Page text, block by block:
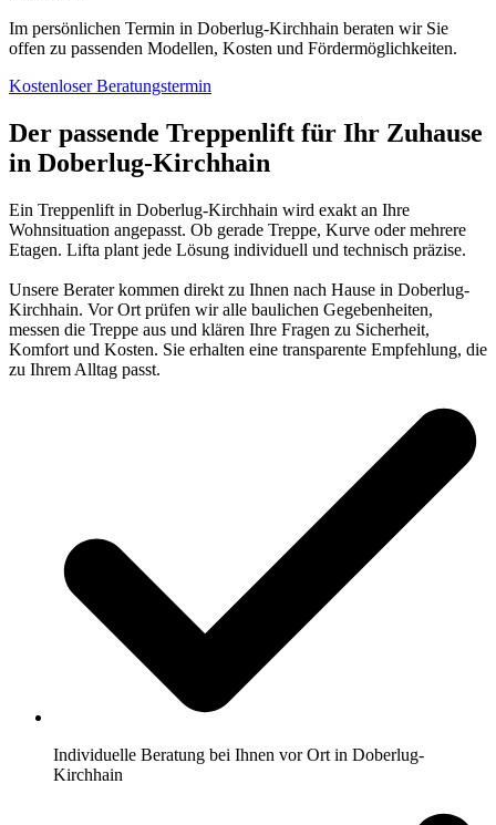
Im persönlichen Termin in Doberlug-Kirchhain beraten wir Sie
offen zu passenden Modellen, Kosten und Fördermöglichkeiten.
Kostenloser Beratungstermin
Der passende Treppenlift für Ihr Zuhause
in Doberlug-Kirchhain
Ein Treppenlift in Doberlug-Kirchhain wird exakt an Ihre
Wohnsituation angepasst. Ob gerade Treppe, Kurve oder mehrere
Etagen. Lifta plant jede Lösung individuell und technisch präzise.
Unsere Berater kommen direkt zu Ihnen nach Hause in Doberlug-
Kirchhain. Vor Ort prüfen wir alle baulichen Gegebenheiten,
messen die Treppe aus und klären Ihre Fragen zu Sicherheit,
Komfort und Kosten. Sie erhalten eine transparente Empfehlung, die
zu Ihrem Alltag passt.
Individuelle Beratung bei Ihnen vor Ort in Doberlug-
Kirchhain